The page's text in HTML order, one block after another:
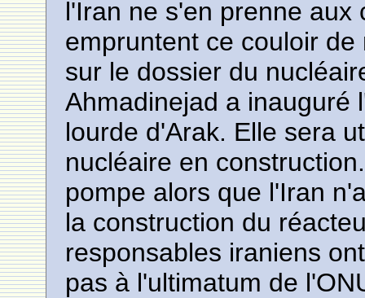
l'Iran ne s'en prenne aux
empruntent ce couloir
sur le dossier du
Ahmadinejad a inauguré
lourde d'Arak. Elle sera
nucléaire en
pompe alors que l'Iran
la construction du
responsables iraniens
pas à l'ultimatum de